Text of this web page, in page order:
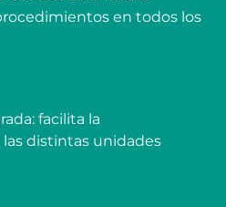
en todos los
facilita la
distintas unidades